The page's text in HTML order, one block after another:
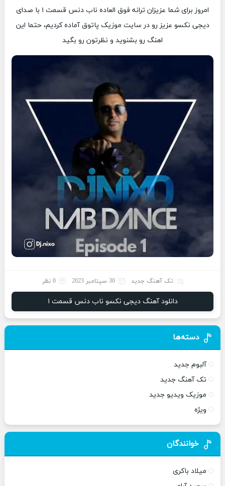
امروز برای شما عزیزان ترانه فوق العاده ناب دنس قسمت ١ با صدای
دیجى نکسو عزیز رو در سایت موزیک پاتوق آماده کردیم، حتما این
اهنگ رو بشنوید و نظرتون رو بگید
تک آهنگ جدید 30 سپتامبر 2023 0 نظر
دانلود آهنگ دیجى نکسو ناب دنس قسمت ١
دسته‌ها
آلبوم جدید
تک آهنگ جدید
موزیک ویدیو جدید
ویژه
خوانندگان
میلاد باکری